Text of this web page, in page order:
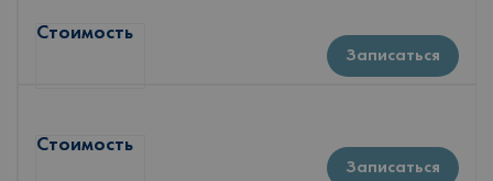
Стоимость
Записаться
Стоимость
Записаться